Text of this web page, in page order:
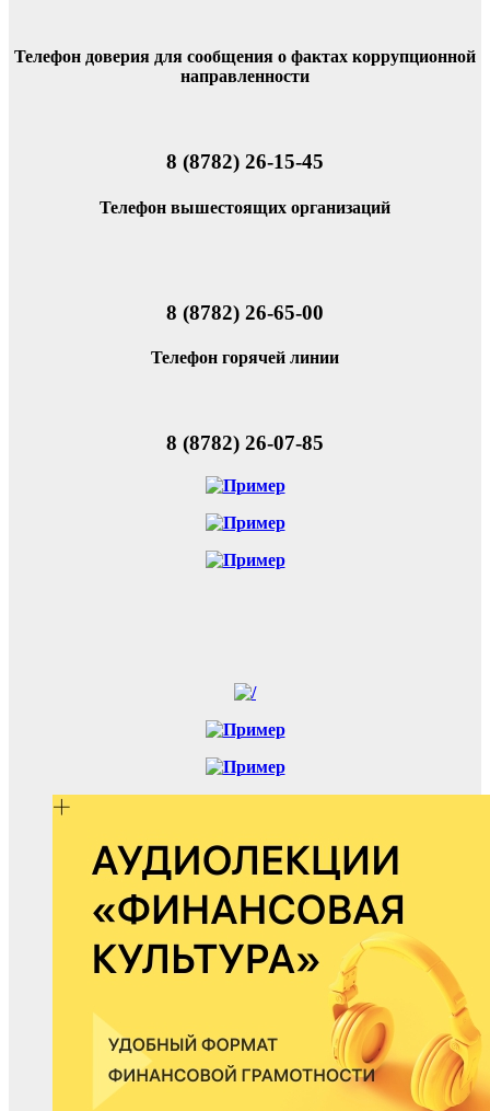
Телефон доверия для сообщения о фактах коррупционной
направленности
8 (8782) 26-15-45
Телефон вышестоящих организаций
8 (8782) 26-65-00
Телефон горячей линии
8 (8782) 26-07-85